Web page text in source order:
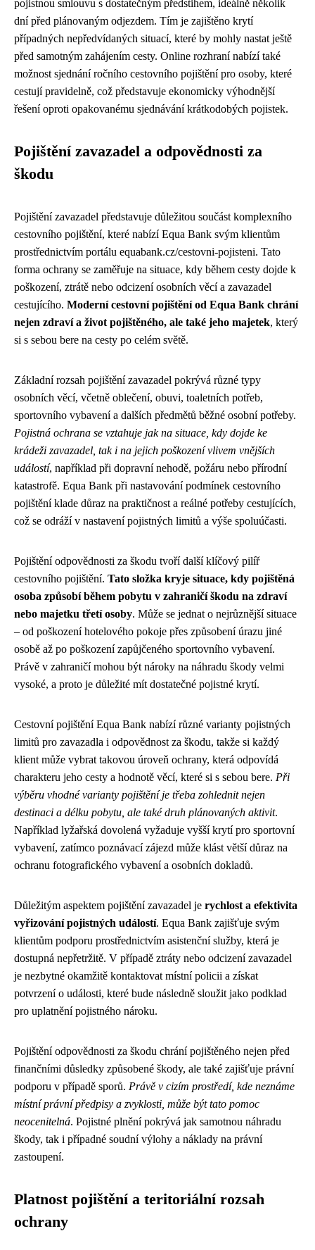
pojistnou smlouvu s dostatečným předstihem, ideálně několik
dní před plánovaným odjezdem. Tím je zajištěno krytí
případných nepředvídaných situací, které by mohly nastat ještě
před samotným zahájením cesty. Online rozhraní nabízí také
možnost sjednání ročního cestovního pojištění pro osoby, které
cestují pravidelně, což představuje ekonomicky výhodnější
řešení oproti opakovanému sjednávání krátkodobých pojistek.
Pojištění zavazadel a odpovědnosti za
škodu
Pojištění zavazadel představuje důležitou součást komplexního
cestovního pojištění, které nabízí Equa Bank svým klientům
prostřednictvím portálu equabank.cz/cestovni-pojisteni. Tato
forma ochrany se zaměřuje na situace, kdy během cesty dojde k
poškození, ztrátě nebo odcizení osobních věcí a zavazadel
cestujícího. Moderní cestovní pojištění od Equa Bank chrání
nejen zdraví a život pojištěného, ale také jeho majetek, který
si s sebou bere na cesty po celém světě.
Základní rozsah pojištění zavazadel pokrývá různé typy
osobních věcí, včetně oblečení, obuvi, toaletních potřeb,
sportovního vybavení a dalších předmětů běžné osobní potřeby.
Pojistná ochrana se vztahuje jak na situace, kdy dojde ke
krádeži zavazadel, tak i na jejich poškození vlivem vnějších
událostí, například při dopravní nehodě, požáru nebo přírodní
katastrofě. Equa Bank při nastavování podmínek cestovního
pojištění klade důraz na praktičnost a reálné potřeby cestujících,
což se odráží v nastavení pojistných limitů a výše spoluúčasti.
Pojištění odpovědnosti za škodu tvoří další klíčový pilíř
cestovního pojištění. Tato složka kryje situace, kdy pojištěná
osoba způsobí během pobytu v zahraničí škodu na zdraví
nebo majetku třetí osoby. Může se jednat o nejrůznější situace
– od poškození hotelového pokoje přes způsobení úrazu jiné
osobě až po poškození zapůjčeného sportovního vybavení.
Právě v zahraničí mohou být nároky na náhradu škody velmi
vysoké, a proto je důležité mít dostatečné pojistné krytí.
Cestovní pojištění Equa Bank nabízí různé varianty pojistných
limitů pro zavazadla i odpovědnost za škodu, takže si každý
klient může vybrat takovou úroveň ochrany, která odpovídá
charakteru jeho cesty a hodnotě věcí, které si s sebou bere. Při
výběru vhodné varianty pojištění je třeba zohlednit nejen
destinaci a délku pobytu, ale také druh plánovaných aktivit.
Například lyžařská dovolená vyžaduje vyšší krytí pro sportovní
vybavení, zatímco poznávací zájezd může klást větší důraz na
ochranu fotografického vybavení a osobních dokladů.
Důležitým aspektem pojištění zavazadel je rychlost a efektivita
vyřizování pojistných událostí. Equa Bank zajišťuje svým
klientům podporu prostřednictvím asistenční služby, která je
dostupná nepřetržitě. V případě ztráty nebo odcizení zavazadel
je nezbytné okamžitě kontaktovat místní policii a získat
potvrzení o události, které bude následně sloužit jako podklad
pro uplatnění pojistného nároku.
Pojištění odpovědnosti za škodu chrání pojištěného nejen před
finančními důsledky způsobené škody, ale také zajišťuje právní
podporu v případě sporů. Právě v cizím prostředí, kde neznáme
místní právní předpisy a zvyklosti, může být tato pomoc
neocenitelná. Pojistné plnění pokrývá jak samotnou náhradu
škody, tak i případné soudní výlohy a náklady na právní
zastoupení.
Platnost pojištění a teritoriální rozsah
ochrany